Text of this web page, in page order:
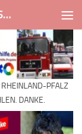
Regionalhilfe. de ISMOT International Social And Medical Outreach Team
PFALZ
DANKE.